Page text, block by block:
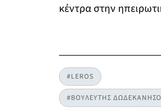
κέντρα στην
#LEROS
#ΒΟΥΛΕΥΤΗΣ